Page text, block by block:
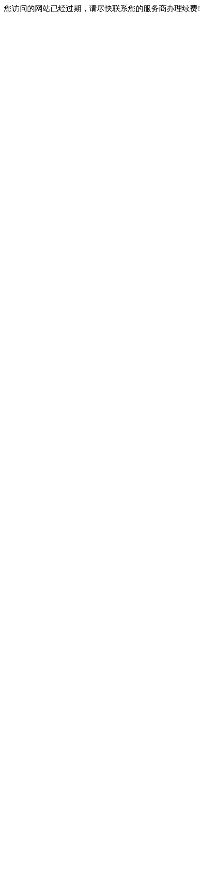
您访问的网站已经过期，请尽快联系您的服务商办理续费!